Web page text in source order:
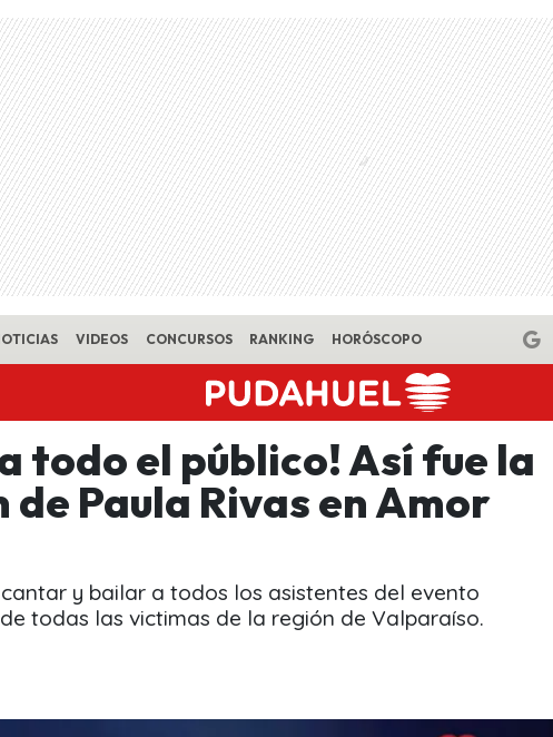
VIDEOS CONCURSOS RANKING HORÓSCOPO
todo el público! Así fue la
Paula Rivas en Amor
y bailar a todos los asistentes del evento
todas las victimas de la región de Valparaíso.